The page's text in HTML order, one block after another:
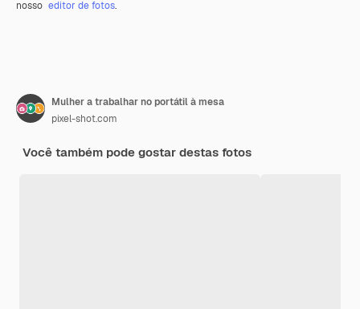
nosso editor de fotos.
Mulher a trabalhar no portátil à mesa
pixel-shot.com
Você também pode gostar destas fotos